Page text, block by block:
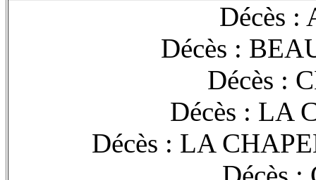
Décès :
Décès :
Décès :
Décès : LA
Décès : LA